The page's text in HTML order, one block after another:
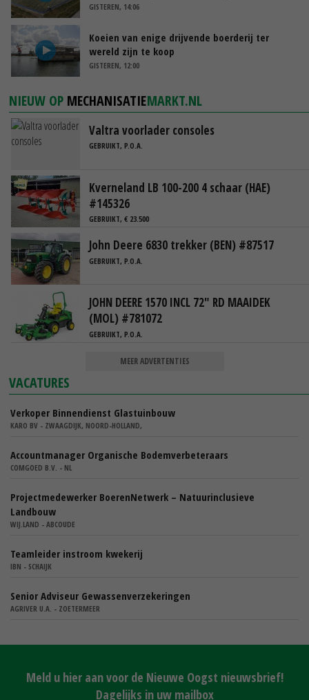
GISTEREN, 14:06
Koeien van enige drijvende boerderij ter
wereld zijn te koop
GISTEREN, 12:00
NIEUW OP MECHANISATIEMARKT.NL
Valtra voorlader consoles
GEBRUIKT, P.O.A.
Kverneland LB 100-200 4 schaar (HAE)
#145326
GEBRUIKT, € 23.500
John Deere 6830 trekker (BEN) #87517
GEBRUIKT, P.O.A.
JOHN DEERE 1570 INCL 72" RD MAAIDEK
(MOL) #781072
GEBRUIKT, P.O.A.
MEER ADVERTENTIES
VACATURES
Verkoper Binnendienst Glastuinbouw
KARO BV - ZWAAGDIJK, NOORD-HOLLAND,
Accountmanager Organische Bodemverbeteraars
COMGOED B.V. - NL
Projectmedewerker BoerenNetwerk – Natuurinclusieve
Landbouw
WIJ.LAND - ABCOUDE
Teamleider instroom kwekerij
IBN - SCHAIJK
Senior Adviseur Gewassenverzekeringen
AGRIVER U.A. - ZOETERMEER
Meld u hier aan voor de Nieuwe Oogst nieuwsbrief!
Dagelijks in uw mailbox